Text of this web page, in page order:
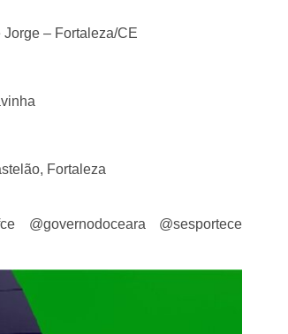
– Fortaleza/CE
Fortaleza
@governodoceara @sesportece